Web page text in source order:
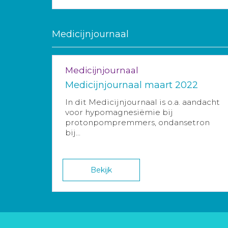
Medicijnjournaal
Medicijnjournaal
Medicijnjournaal maart 2022
In dit Medicijnjournaal is o.a. aandacht
voor hypomagnesiëmie bij
protonpompremmers, ondansetron
bij...
Bekijk